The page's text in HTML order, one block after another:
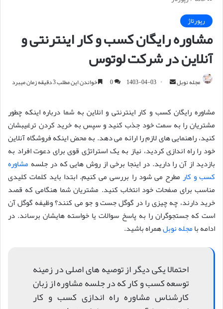
رپورتاژ
مشاوره رایگان کسب و کار اینترنتی و
آنلاین در شرکت لوتوس
مجله نوبل
ا
ل
ا
ی
م
ی
ل
1403-04-03
0 خواندن این مطلب 3 دقیقه زمان میبرد
مشاوره رایگان کسب و کار اینترنتی و انلاین به شما درباره اینکه چطور
مشتریان را به سمت خود جذب کنید و سپس به خرید کردن ترغیبشان
کنید، راهنمایی های لازم را ارائه می دهد. به محض اینکه فروشگاه آنلاین
خود را راه اندازی کردید، نیاز به یک استراتژی قوی برای دعوت افراد به
بازدید از آن را دارید. در اینجا برخی از روش هایی که در جلسه مشاوره
کسب و کار مطرح می شود را بررسی می کنیم. ابتدا باید کلمات کلیدی
مناسب برای صفحات خود انتخاب کنید. مشتریان شما هنگامی که قصد
خرید دارند، چه چیزی را در گوگل جست و جو می کنند؟ وظیفه گوگل آن
است که جستجوگران را به پاسخ سوالات یا خواسته هایشان برساند. در
ادامه بامجله نوبلهمراه باشید.
احتمالا یکی دیگر از توصیه های اصلی در زمینه
توسعه کسب و کار که در جلسه مشاوره از زبان
کارشناس مشاوره راه اندازی کسب و کار